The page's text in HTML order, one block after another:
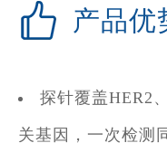
产品优
探针覆盖HER2
关基因，一次检测